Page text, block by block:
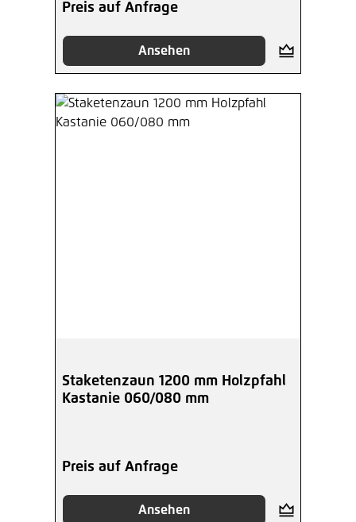
Preis auf Anfrage
Ansehen
Staketenzaun 1200 mm Holzpfahl
Kastanie 060/080 mm
Preis auf Anfrage
Ansehen